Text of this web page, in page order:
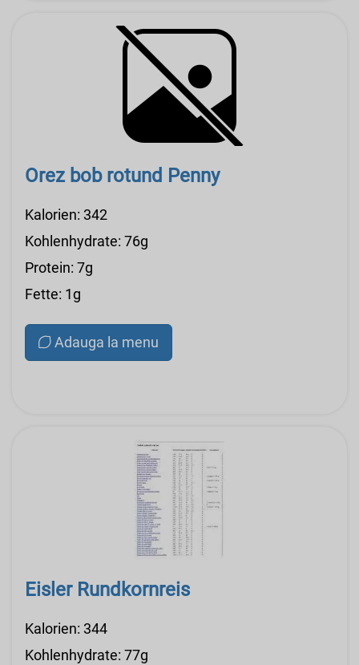
Orez bob rotund Penny
Kalorien: 342
Kohlenhydrate: 76g
Protein: 7g
Fette: 1g
Adauga la menu
Eisler Rundkornreis
Kalorien: 344
Kohlenhydrate: 77g